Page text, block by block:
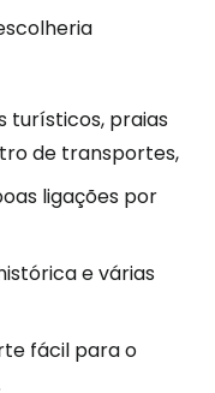
turísticos, praias
de transportes,
ligações por
e várias
fácil para o